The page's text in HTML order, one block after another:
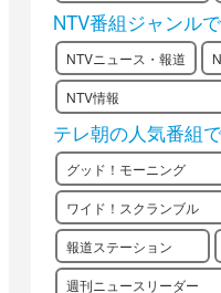
NTV番組ジャンル
NTVニュース・報道
NTV情報
テレ朝の人気番組
グッド！モーニング
ワイド！スクランブル
報道ステーション
週刊ニュースリーダー